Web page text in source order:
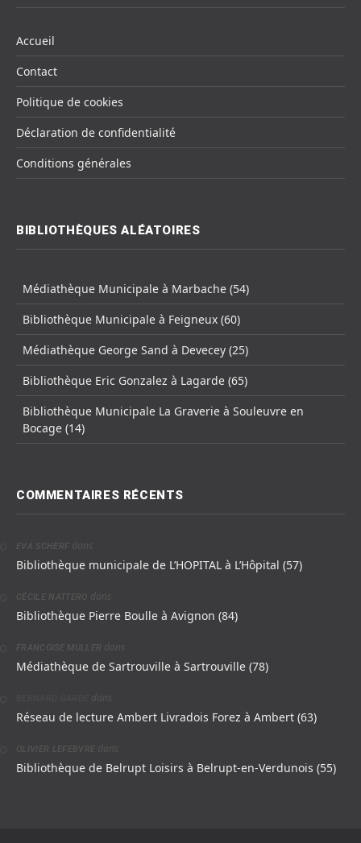
Accueil
Contact
Politique de cookies
Déclaration de confidentialité
Conditions générales
BIBLIOTHÈQUES ALÉATOIRES
Médiathèque Municipale à Marbache (54)
Bibliothèque Municipale à Feigneux (60)
Médiathèque George Sand à Devecey (25)
Bibliothèque Eric Gonzalez à Lagarde (65)
Bibliothèque Municipale La Graverie à Souleuvre en
Bocage (14)
COMMENTAIRES RÉCENTS
EVA SCHERF dans
Bibliothèque municipale de L’HOPITAL à L’Hôpital (57)
CÉCILE NATTERO dans
Bibliothèque Pierre Boulle à Avignon (84)
FRANCOISE MULLER dans
Médiathèque de Sartrouville à Sartrouville (78)
dans
Réseau de lecture Ambert Livradois Forez à Ambert (63)
OLIVIER LEFEBVRE dans
Bibliothèque de Belrupt Loisirs à Belrupt-en-Verdunois (55)